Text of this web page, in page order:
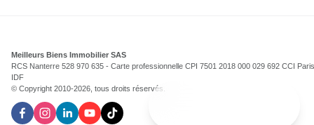
Meilleurs Biens Immobilier SAS
RCS Nanterre 528 970 635 - Carte professionnelle CPI 7501 2018 000 029 692 CCI Paris
IDF
© Copyright 2010-2026 , tous droits réservés.